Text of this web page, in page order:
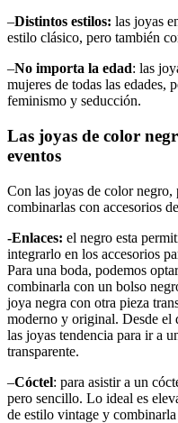
–Distintos estilos: las joyas
estilo clásico, pero también
–No importa la edad: las
mujeres de todas las edades,
feminismo y seducción.
Las joyas de color
eventos
Con las joyas de color negro,
combinarlas con accesorios
-Enlaces: el negro esta
integrarlo en los accesorios
Para una boda, podemos
combinarla con un bolso
joya negra con otra pieza
moderno y original. Desde el
las joyas tendencia para ir a
transparente.
–Cóctel: para asistir a un
pero sencillo. Lo ideal es
de estilo vintage y